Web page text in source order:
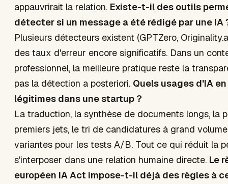
appauvrirait la relation. Existe-t-il des outils
détecter si un message a été rédigé par une IA
Plusieurs détecteurs existent (GPTZero,
des taux d'erreur encore significatifs. Dans un
professionnel, la meilleure pratique reste la
pas la détection a posteriori. Quels usages d'IA
légitimes dans une startup ?
La traduction, la synthèse de documents longs, la
premiers jets, le tri de candidatures à grand
variantes pour les tests A/B. Tout ce qui réduit la
s'interposer dans une relation humaine directe. Le
européen IA Act impose-t-il déjà des règles à